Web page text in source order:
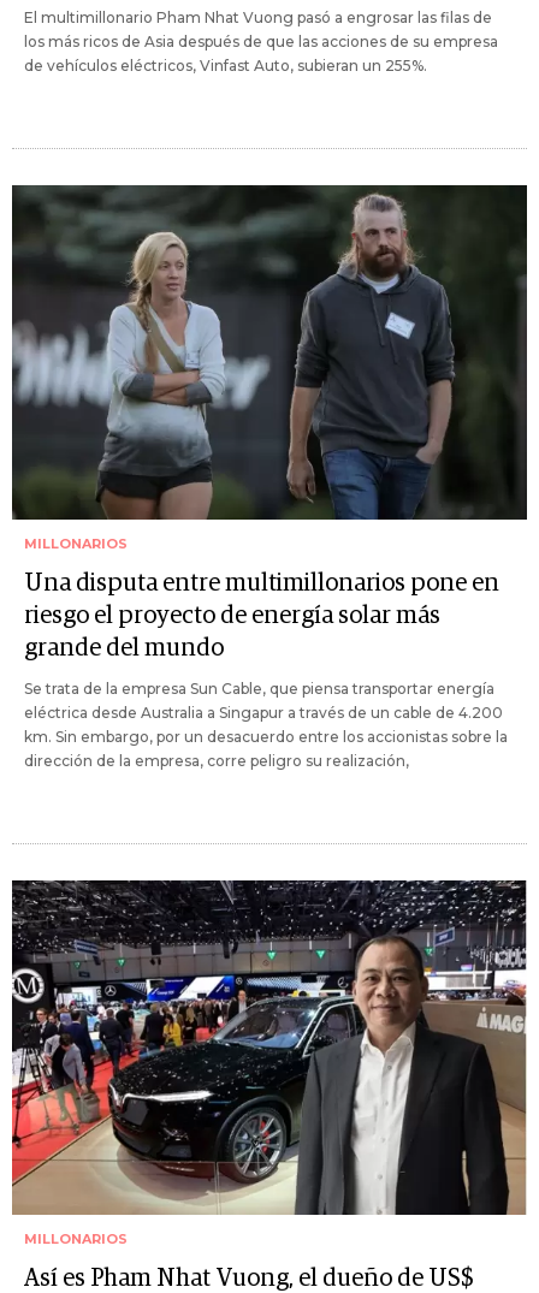
El multimillonario Pham Nhat Vuong pasó a engrosar las filas de
los más ricos de Asia después de que las acciones de su empresa
de vehículos eléctricos, Vinfast Auto, subieran un 255%.
MILLONARIOS
Una disputa entre multimillonarios pone en
riesgo el proyecto de energía solar más
grande del mundo
Se trata de la empresa Sun Cable, que piensa transportar energía
eléctrica desde Australia a Singapur a través de un cable de 4.200
km. Sin embargo, por un desacuerdo entre los accionistas sobre la
dirección de la empresa, corre peligro su realización,
MILLONARIOS
Así es Pham Nhat Vuong, el dueño de US$